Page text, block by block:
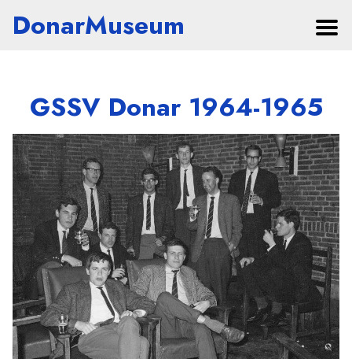
DonarMuseum
GSSV Donar 1964-1965